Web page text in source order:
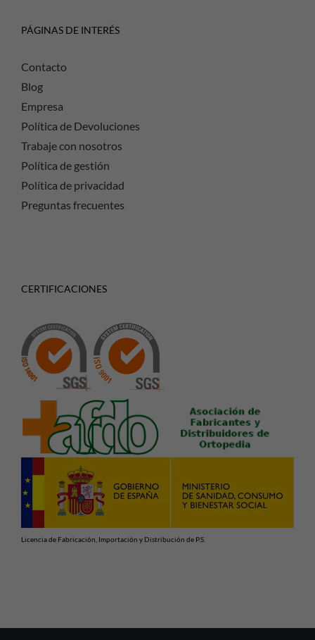
PÁGINAS DE INTERÉS
Contacto
Blog
Empresa
Política de Devoluciones
Trabaje con nosotros
Política de gestión
Política de privacidad
Preguntas frecuentes
CERTIFICACIONES
Licencia de Fabricación, Importación y Distribución de P.S.